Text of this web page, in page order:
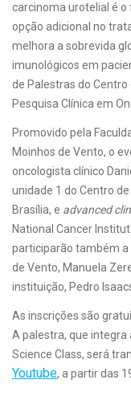
carcinoma urotelial é o
opção adicional no
melhora a sobrevida
imunológicos em
de Palestras do Centro
Pesquisa Clínica em
Promovido pela
Moinhos de Vento, o
oncologista clínico
unidade 1 do Centro
Brasília, e advanced
National Cancer
participarão também a
de Vento, Manuela
instituição, Pedro
As inscrições são
A palestra, que
Science Class, será
Youtube, a partir das